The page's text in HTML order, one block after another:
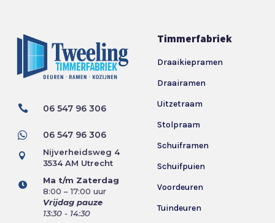
 06 547 96 306
 06 547 96 306

Nijverheidsweg 4
3534 AM Utrecht

Ma t/m Zaterdag
8:00 – 17:00 uur
Vrijdag pauze
13:30 - 14:30
Timmerfabriek
Draaikiepramen
Draairamen
Uitzetraam
Stolpraam
Schuiframen
Schuifpuien
Voordeuren
Tuindeuren